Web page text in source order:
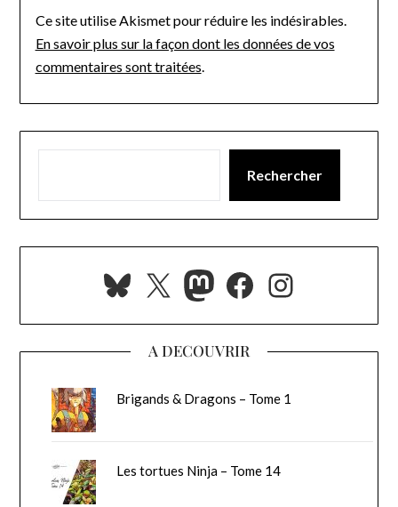
Ce site utilise Akismet pour réduire les indésirables.
En savoir plus sur la façon dont les données de vos
commentaires sont traitées
Rechercher
Bluesky
X Mastodon
Facebook
A DECOUVRIR
Brigands & Dragons – Tome 1
Les tortues Ninja – Tome 14